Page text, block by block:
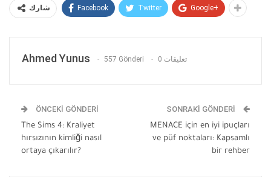
شارك Facebook Twitter Google+
Ahmed Yunus 557 Gönderi 0 تعليقات
ÖNCEKI GÖNDERI
The Sims 4: Kraliyet
hırsızının kimliği nasıl
ortaya çıkarılır?
SONRAKI GÖNDERI
MENACE için en iyi ipuçları
ve püf noktaları: Kapsamlı
bir rehber